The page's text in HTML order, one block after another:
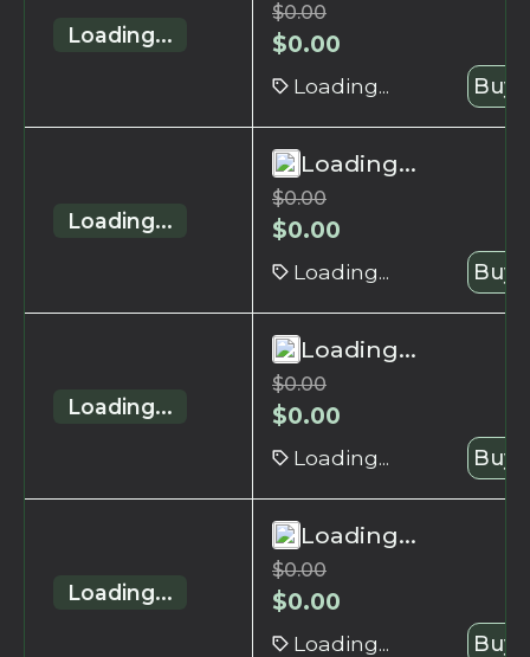
Loading...
$0.00
$0.00
Loading... Buy
Loading...
Loading...
$0.00
$0.00
Loading... Buy
Loading...
Loading...
$0.00
$0.00
Loading... Buy
Loading...
Loading...
$0.00
$0.00
Loading... Buy